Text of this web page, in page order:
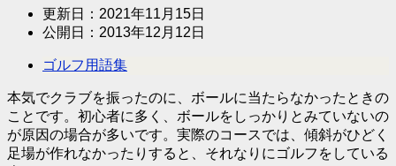
更新日： 2021年11月15日
公開日： 2013年12月12日
ゴルフ用語集
本気でクラブを振ったのに、ボールに当たらなかったときの
ことです。初心者に多く、ボールをしっかりとみていないの
が原因の場合が多いです。実際のコースでは、傾斜がひどく
足場が作れなかったりすると、それなりにゴルフをしている